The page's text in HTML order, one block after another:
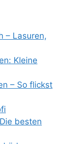
– Lasuren,
Kleine
– So flickst
besten